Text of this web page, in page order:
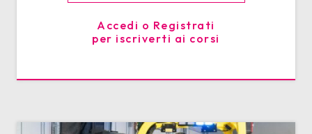
Accedi o Registrati
per iscriverti ai corsi